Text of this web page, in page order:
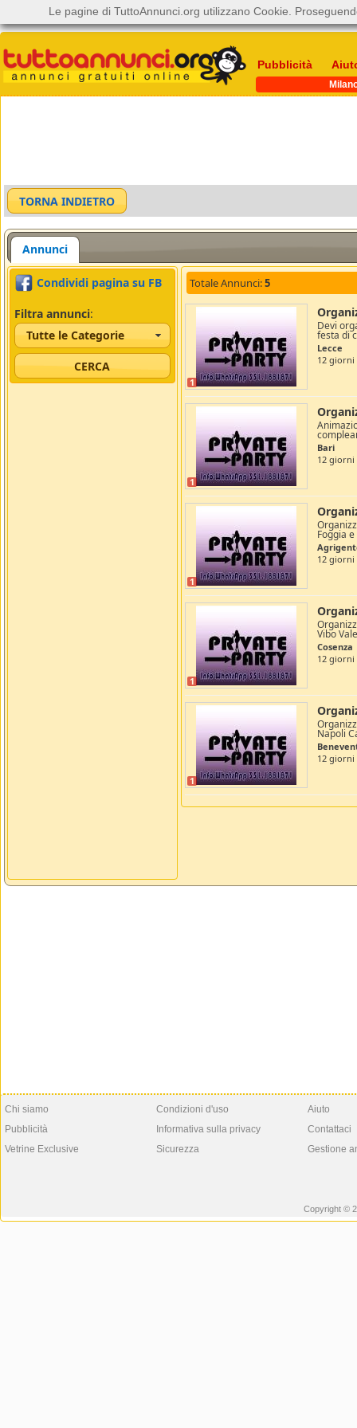
Pubblicità
Annunci
Condividi pagina su FB
Filtra annunci:
Tutte le Categorie
Totale Annunci:5
1
Devi
festa di
Lecce
12 giorni
1
Bari
12 giorni
1
Foggia
12 giorni
1
Vibo
Cosenza
12 giorni
1
Napoli
12 giorni
Chi siamo
Pubblicità
Vetrine Exclusive
Condizioni d'uso
Informativa sulla privacy
Sicurezza
Aiuto
Contattaci
Gestione
Copyright ©
Le pagine di TuttoAnnunci.org utilizzano Cookie.